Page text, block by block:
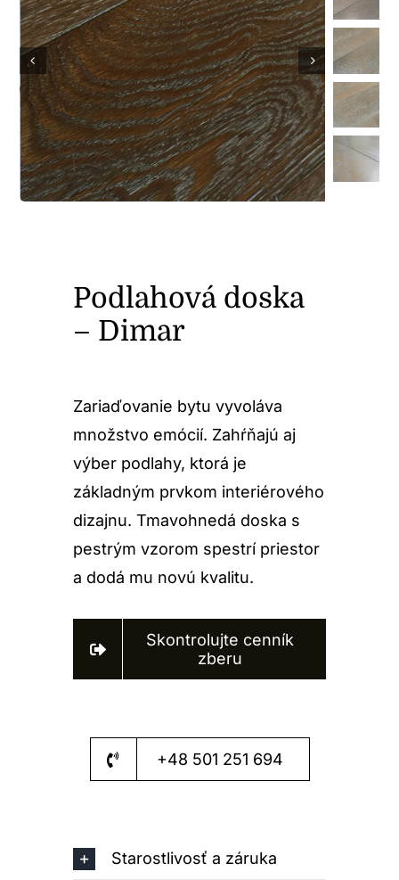
Podlahová doska
– Dimar
Zariaďovanie bytu vyvoláva
množstvo emócií. Zahŕňajú aj
výber podlahy, ktorá je
základným prvkom interiérového
dizajnu. Tmavohnedá doska s
pestrým vzorom spestrí priestor
a dodá mu novú kvalitu.
Skontrolujte cenník
zberu
+48 501 251 694
Starostlivosť a záruka